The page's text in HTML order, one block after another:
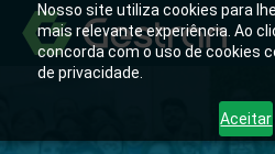
Nosso site utiliza cookies para
mais relevante experiência. Ao
concorda com o uso de cookies
de privacidade.
Aceitar